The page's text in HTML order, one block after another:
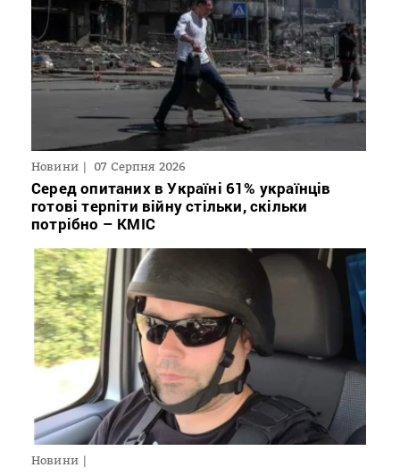
Новини 07 Серпня 2026
Серед опитаних в Україні 61% українців
готові терпіти війну стільки, скільки
потрібно – КМІС
Новини